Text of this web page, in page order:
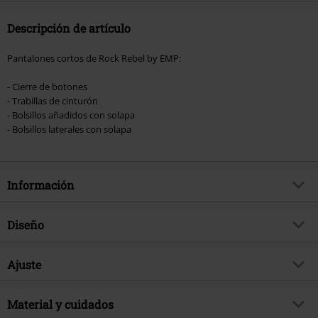
Descripción de artículo
Pantalones cortos de Rock Rebel by EMP:
- Cierre de botones
- Trabillas de cinturón
- Bolsillos añadidos con solapa
- Bolsillos laterales con solapa
Información
Artículo no.
Exclusivo
Diseño
Tipo de producto
Detalles
Ajuste
Largo (de la ropa)
Material y cuidados